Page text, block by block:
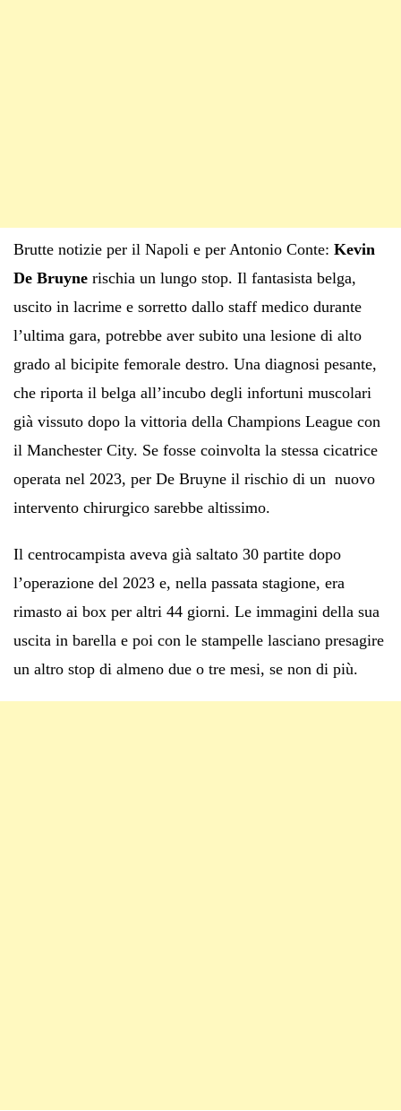
Brutte notizie per il Napoli e per Antonio Conte: Kevin
De Bruyne rischia un lungo stop. Il fantasista belga,
uscito in lacrime e sorretto dallo staff medico durante
l’ultima gara, potrebbe aver subito una lesione di alto
grado al bicipite femorale destro. Una diagnosi pesante,
che riporta il belga all’incubo degli infortuni muscolari
già vissuto dopo la vittoria della Champions League con
il Manchester City. Se fosse coinvolta la stessa cicatrice
operata nel 2023, per De Bruyne il rischio di un nuovo
intervento chirurgico sarebbe altissimo.
Il centrocampista aveva già saltato 30 partite dopo
l’operazione del 2023 e, nella passata stagione, era
rimasto ai box per altri 44 giorni. Le immagini della sua
uscita in barella e poi con le stampelle lasciano presagire
un altro stop di almeno due o tre mesi, se non di più.